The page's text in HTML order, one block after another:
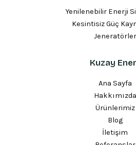
Yenilenebilir Enerji
Kesintisiz Güç
Jeneratörler
Kuzay
Ana Sayfa
Hakkımızda
Ürünlerimiz
Blog
İletişim